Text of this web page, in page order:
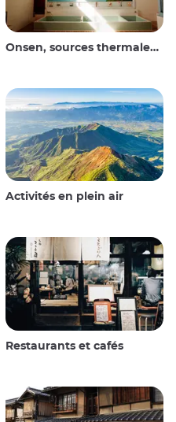
Onsen, sources thermales et bains publics
Activités en plein air
Restaurants et cafés